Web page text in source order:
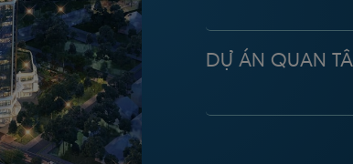
DỰ ÁN QUAN